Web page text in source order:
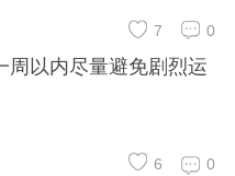
0
7
周以内尽量避免剧烈运
0
6